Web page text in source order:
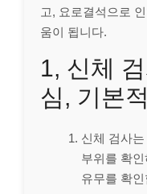
고, 요로결석으로
움이 됩니다.
1, 신체
심, 기본
신체 검사는
부위를 확
유무를 확